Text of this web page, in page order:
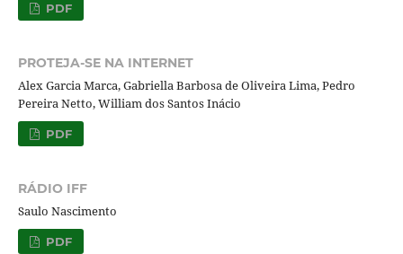
PDF
PROTEJA-SE NA INTERNET
Alex Garcia Marca, Gabriella Barbosa de Oliveira Lima, Pedro
Pereira Netto, William dos Santos Inácio
PDF
RÁDIO IFF
Saulo Nascimento
PDF